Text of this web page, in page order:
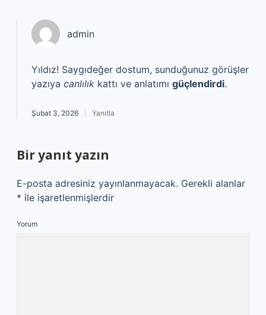
admin
Yıldız! Saygıdeğer dostum, sunduğunuz görüşler
yazıya canlılık kattı ve anlatımı güçlendirdi.
Şubat 3, 2026 Yanıtla
Bir yanıt yazın
E-posta adresiniz yayınlanmayacak. Gerekli alanlar
* ile işaretlenmişlerdir
Yorum